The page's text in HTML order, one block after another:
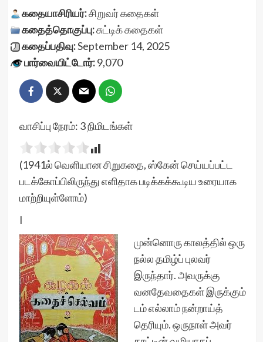
கதையாசிரியர்:சிறுவர் கதைகள்
கதைத்தொகுப்பு:சுட்டிக் கதைகள்
கதைப்பதிவு:September 14, 2025
பார்வையிட்டோர்:9,070
வாசிப்பு நேரம்: 3நிமிடங்கள்
(1941ல் வெளியான சிறுகதை, ஸ்கேன் செய்யப்பட்ட
படக்கோப்பிலிருந்து எளிதாக படிக்கக்கூடிய உரையாக
மாற்றியுள்ளோம்)
I
முன்னொரு காலத்தில் ஒரு
நல்ல தமிழ்ப் புலவர்
இருந்தார். அவருக்கு
வனதேவதைகள் இருக்கும்
டம் எல்லாம் நன்றாய்த்
தெரியும். ஒருநாள் அவர்